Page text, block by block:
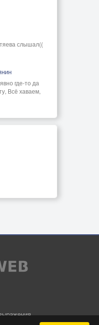
слышал((
где-то да
Всё хаваем,